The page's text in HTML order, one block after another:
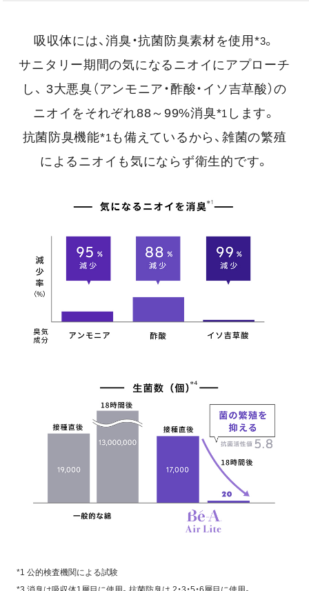
吸収体には、消臭・抗菌防臭素材を使用*3。
サニタリー期間の気になるニオイにアプローチ
し、 3大悪臭（アンモニア・酢酸・イソ吉草酸）の
ニオイをそれぞれ88～99%消臭*1 します。
抗菌防臭機能*1 も備えているから、雑菌の繁殖
によるニオイも気にならず衛生的です。
*1 公的検査機関による試験